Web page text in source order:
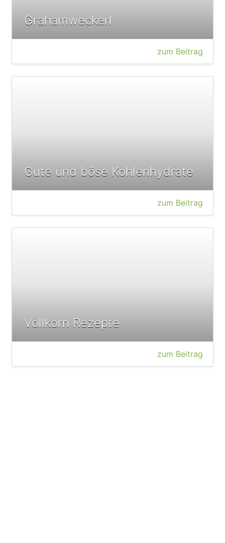
Grahamweckerl
zum Beitrag
Gute und böse Kohlenhydrate
zum Beitrag
Vollkorn Rezepte
zum Beitrag